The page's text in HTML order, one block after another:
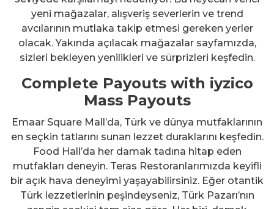
yeni mağazalar, alışveriş severlerin ve trend
avcılarının mutlaka takip etmesi gereken yerler
olacak. Yakında açılacak mağazalar sayfamızda,
sizleri bekleyen yenilikleri ve sürprizleri keşfedin.
Complete Payouts with iyzico
Mass Payouts
Emaar Square Mall’da, Türk ve dünya mutfaklarının
en seçkin tatlarını sunan lezzet duraklarını keşfedin.
Food Hall’da her damak tadına hitap eden
mutfakları deneyin. Teras Restoranlarımızda keyifli
bir açık hava deneyimi yaşayabilirsiniz. Eğer otantik
Türk lezzetlerinin peşindeyseniz, Türk Pazarı’nın